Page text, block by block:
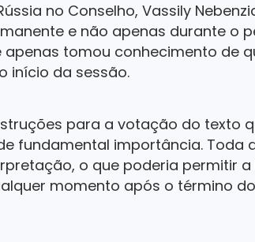
no Conselho, Vassily
e não apenas durante o
apenas tomou conhecimento de
início da sessão.
para a votação do texto
fundamental importância. Toda
o que poderia permitir
momento após o término